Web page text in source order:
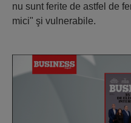
nu sunt ferite de astfel de
mici" şi vulnerabile.